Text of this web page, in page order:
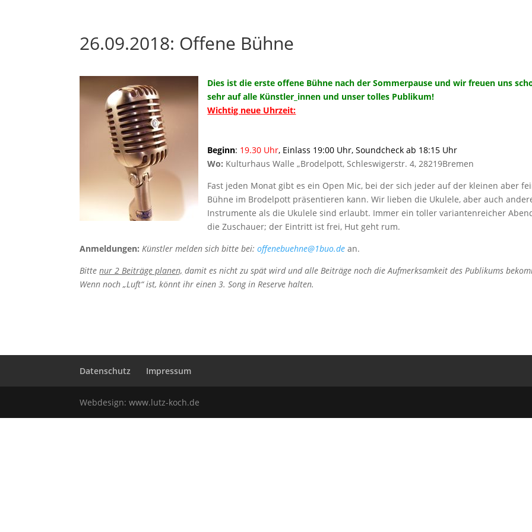
26.09.2018: Offene Bühne
Dies ist die erste offene Bühne nach der Sommerpause und wir freuen uns
sehr auf alle Künstler_innen und unser tolles Publikum!
Wichtig neue Uhrzeit:
Beginn: 19.30 Uhr, Einlass 19:00 Uhr, Soundcheck ab 18:15 Uhr
Wo: Kulturhaus Walle „Brodelpott, Schleswigerstr. 4, 28219Bremen
Fast jeden Monat gibt es ein Open Mic, bei der sich jeder auf der kleinen aber
Bühne im Brodelpott präsentieren kann. Wir lieben die Ukulele, aber auch
Instrumente als die Ukulele sind erlaubt. Immer ein toller variantenreicher
die Zuschauer; der Eintritt ist frei, Hut geht rum.
Anmeldungen:Künstler melden sich bitte bei:offenebuehne@1buo.de an.
Bittenur 2 Beiträge planen, damit es nicht zu spät wird und alleBeiträge noch die Aufmerksamkeit des Publikums
Wenn noch „Luft“ ist, könnt ihr einen 3. Song in Reserve halten.
Datenschutz Impressum
Webdesign:www.lutz-koch.de